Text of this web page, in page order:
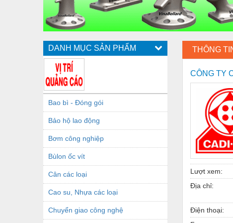
DANH MỤC SẢN PHẨM
Bao bì - Đóng gói
Bảo hộ lao động
Bơm công nghiệp
Bùlon ốc vít
Cân các loại
Cao su, Nhựa các loại
Chuyển giao công nghệ
THÔNG
CÔNG TY
Lượt xem:
Địa chỉ:
Điện thoại: